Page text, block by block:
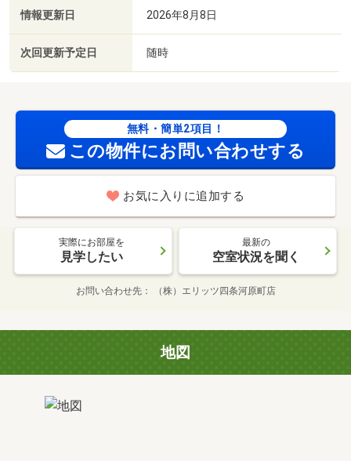
情報更新日 2026年8月8日
次回更新予定日 随時
無料・簡単2項目！
この物件にお問い合わせする
お気に入りに追加する
実際にお部屋を
見学したい
最新の
空室状況を聞く
お問い合わせ先 （株）エリッツ四条河原町店
地図